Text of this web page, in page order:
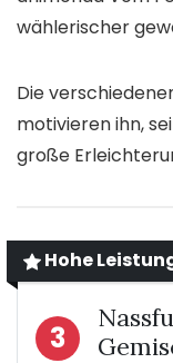
wählerischer
Die
motivieren ihn,
große
Hohe
3